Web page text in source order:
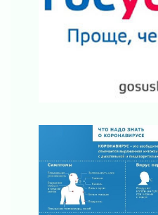
Юхла, мука, кантеле и
Лето катится с горки
В Ленобласти
летию Билибина
Лето без гаджетов
Болезнь
01 августа 2026
Безмолвный крик о
01 августа 2026